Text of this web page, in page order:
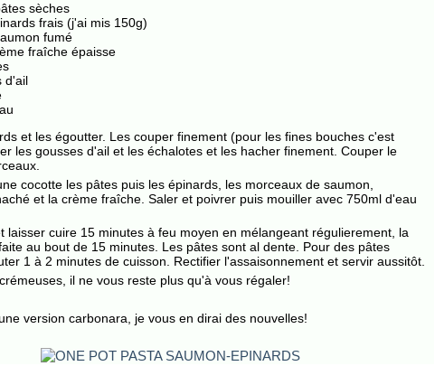
sèches
frais (j'ai mis 150g)
fumé
fraîche épaisse
d'ail
et les égoutter. Les couper finement (pour les fines bouches c'est
les gousses d'ail et les échalotes et les hacher finement. Couper le
cocotte les pâtes puis les épinards, les morceaux de saumon,
et la crème fraîche. Saler et poivrer puis mouiller avec 750ml d'eau
laisser cuire 15 minutes à feu moyen en mélangeant régulierement, la
au bout de 15 minutes. Les pâtes sont al dente. Pour des pâtes
1 à 2 minutes de cuisson. Rectifier l'assaisonnement et servir aussitôt.
il ne vous reste plus qu'à vous régaler!
version carbonara, je vous en dirai des nouvelles!